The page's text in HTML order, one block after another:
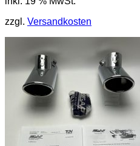
zzgl. Versandkosten